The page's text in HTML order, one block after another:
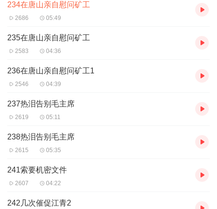
234在唐山亲自慰问矿工
2686 05:49
235在唐山亲自慰问矿工
2583 04:36
236在唐山亲自慰问矿工1
2546 04:39
237热泪告别毛主席
2619 05:11
238热泪告别毛主席
2615 05:35
241索要机密文件
2607 04:22
242几次催促江青2